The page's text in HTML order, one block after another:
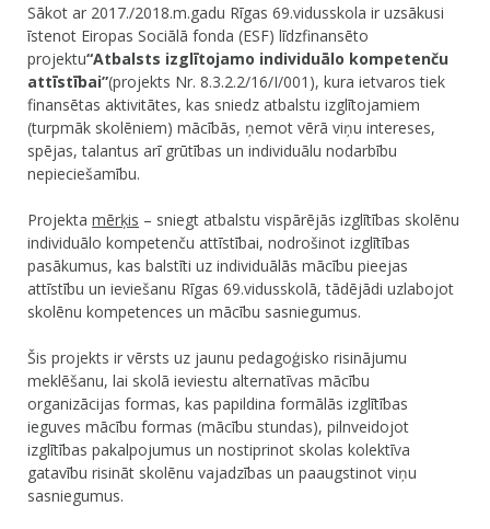
Sākot ar 2017./2018.m.gadu Rīgas 69.vidusskola ir uzsākusi
īstenot Eiropas Sociālā fonda (ESF) līdzfinansēto
projektu“Atbalsts izglītojamo individuālo kompetenču
attīstībai”(projekts Nr. 8.3.2.2/16/I/001), kura ietvaros tiek
finansētas aktivitātes, kas sniedz atbalstu izglītojamiem
(turpmāk skolēniem) mācībās, ņemot vērā viņu intereses,
spējas, talantus arī grūtības un individuālu nodarbību
nepieciešamību.
Projekta mērķis – sniegt atbalstu vispārējās izglītības skolēnu
individuālo kompetenču attīstībai, nodrošinot izglītības
pasākumus, kas balstīti uz individuālās mācību pieejas
attīstību un ieviešanu Rīgas 69.vidusskolā, tādējādi uzlabojot
skolēnu kompetences un mācību sasniegumus.
Šis projekts ir vērsts uz jaunu pedagoģisko risinājumu
meklēšanu, lai skolā ieviestu alternatīvas mācību
organizācijas formas, kas papildina formālās izglītības
ieguves mācību formas (mācību stundas), pilnveidojot
izglītības pakalpojumus un nostiprinot skolas kolektīva
gatavību risināt skolēnu vajadzības un paaugstinot viņu
sasniegumus.